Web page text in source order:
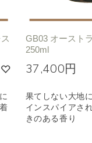
GB03 オースト
250ml
37,400円
果てしない大地
インスパイアさ
きのある香り